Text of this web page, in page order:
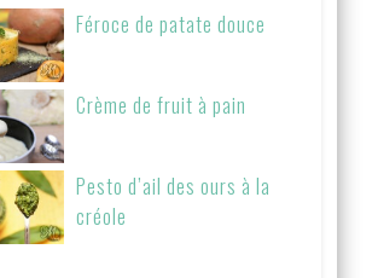
Féroce de patate douce
Crème de fruit à pain
Pesto d’ail des ours à la
créole